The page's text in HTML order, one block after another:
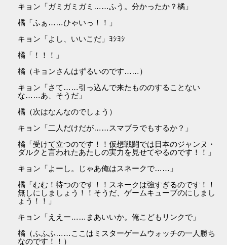
キョン「ガミガミガミ……ふう。分かったか？橘」
橘「ふぁ……ひゃいっ！！」
キョン「よし、いいこだ」ﾖｼﾖｼ
橘「！！！」
橘（キョンさんはずるいのです……）
キョン「さて……引っ込んで来たもののすることない
な……あ、そうだ」
橘（次はなんなのでしょう）
キョン「二人だけだが……スマブラでもするか？」
橘「受けて立つのです！！仮想戦闘では日本のジャンヌ・
ダルクと言われたあたしの実力を見せてやるのです！！」
キョン「よーし。じゃあ俺はスネークで……」
橘「むむ！待つのです！！スネークは強すぎるのです！！
無しにしましょう！！そうだ、ゲームキューブのにしまし
ょう！！」
キョン「ええー……まあいいか。俺こどもリンクで」
橘（ふふふ……ここはミスターゲームウォッチの一人勝ち
なのです！！）